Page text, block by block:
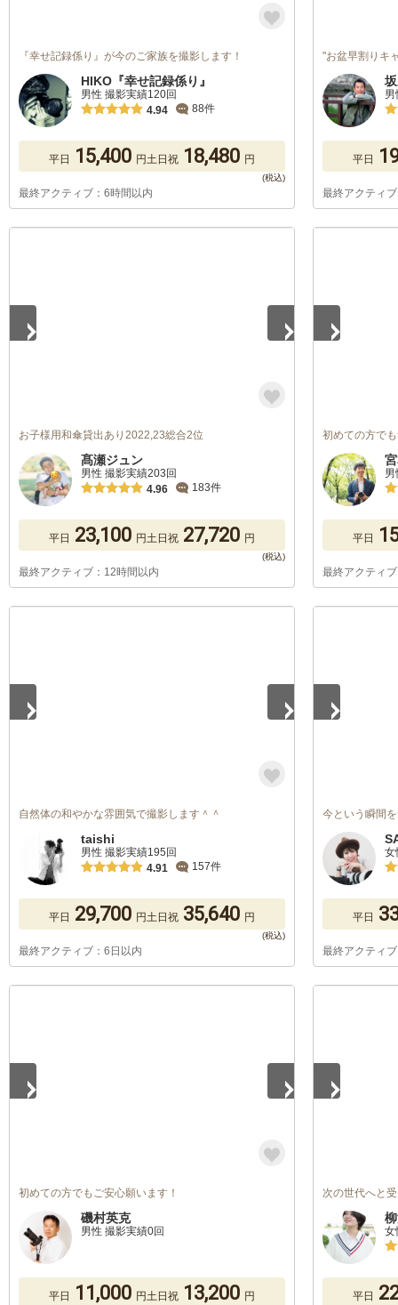
『幸せ記録係り』が今のご家族を撮影します！
HIKO『幸せ記録係り』
男性 撮影実績120回
4.94
88件
平日 15,400 円土日祝 18,480 円
最終アクティブ：6時間以内
"お盆早割りキ
平日
最終アクティ
お子様用和傘貸出あり2022,23総合2位
髙瀬ジュン
男性 撮影実績203回
4.96
183件
平日 23,100 円土日祝 27,720 円
最終アクティブ：12時間以内
初めての方で
平日
最終アクティ
自然体の和やかな雰囲気で撮影します＾＾
taishi
男性 撮影実績195回
4.91
157件
平日 29,700 円土日祝 35,640 円
最終アクティブ：6日以内
今という瞬間
女
平日
最終アクティ
初めての方でもご安心願います！
磯村英克
男性 撮影実績0回
平日 11,000 円土日祝 13,200 円
次の世代へと
女
平日